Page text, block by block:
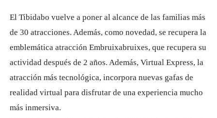
El Tibidabo vuelve a poner al alcance de las familias más
de 30 atracciones. Además, como novedad, se recupera la
emblemática atracción Embruixabruixes, que recupera su
actividad después de 2 años. Además, Virtual Express, la
atracción más tecnológica, incorpora nuevas gafas de
realidad virtual para disfrutar de una experiencia mucho
más inmersiva.